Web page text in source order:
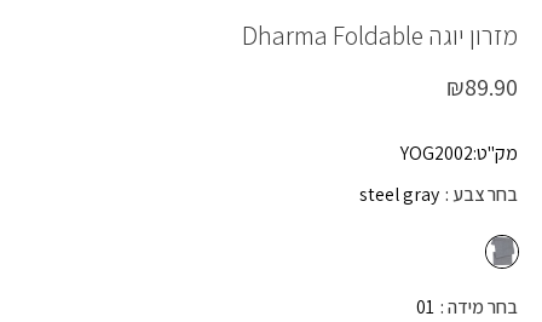
מזרון יוגה Dharma Foldable
₪89.90
מק"ט:YOG2002
בחר צבע steel gray
בחר מידה 01